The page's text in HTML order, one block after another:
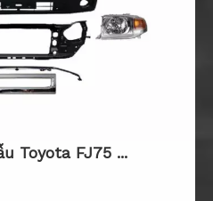
Toyota FJ75 ...